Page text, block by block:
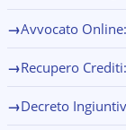
→Avvocato
→Recupero
→Decreto